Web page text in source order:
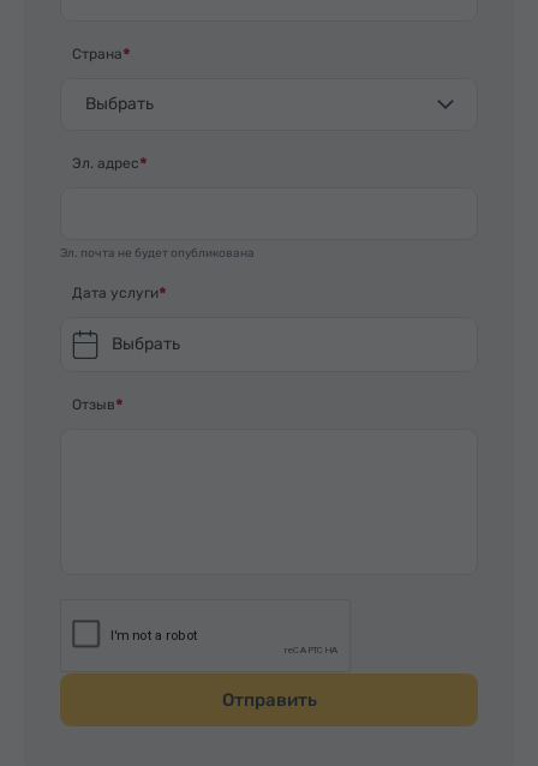
Страна
Выбрать
Эл. адрес
Эл. почта не будет опубликована
Дата услуги
Выбрать
Отзыв
Отправить